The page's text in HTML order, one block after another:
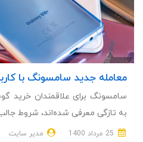
معامله جدید سامسونگ با
سامسونگ برای علاقمندان خرید
به تازگی معرفی شده‌اند، شروط
مدیر سایت